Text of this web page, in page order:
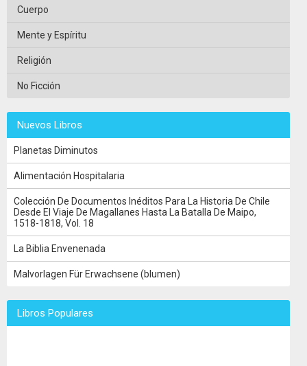
Cuerpo
Mente y Espíritu
Religión
No Ficción
Nuevos Libros
Planetas Diminutos
Alimentación Hospitalaria
Colección De Documentos Inéditos Para La Historia De Chile
Desde El Viaje De Magallanes Hasta La Batalla De Maipo,
1518-1818, Vol. 18
La Biblia Envenenada
Malvorlagen Für Erwachsene (blumen)
Libros Populares